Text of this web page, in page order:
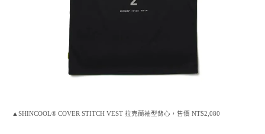
▲SHINCOOL® COVER STITCH VEST 拉克蘭袖型背心，售價 NT$2,080